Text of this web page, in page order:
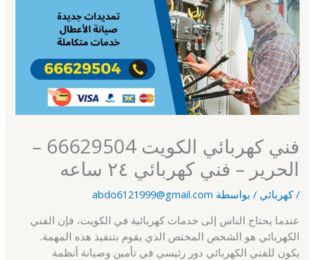
فني كهربائي الكويت 66629504 –
الحرير – فني كهربائي ٢٤ ساعه
/كهربائي / بواسطة abdo6121999@gmail.com
عندما يحتاج الناس إلى خدمات كهربائية في الكويت، فإن الفني
الكهربائي هو الشخص المختص الذي يقوم بتنفيذ هذه المهمة.
يكون للفني الكهربائي دور رئيسي في تأمين وصيانة أنظمة